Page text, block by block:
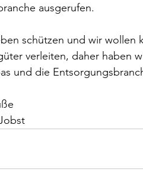
ausgerufen.
schützen und wir wollen
verleiten, daher haben
und die